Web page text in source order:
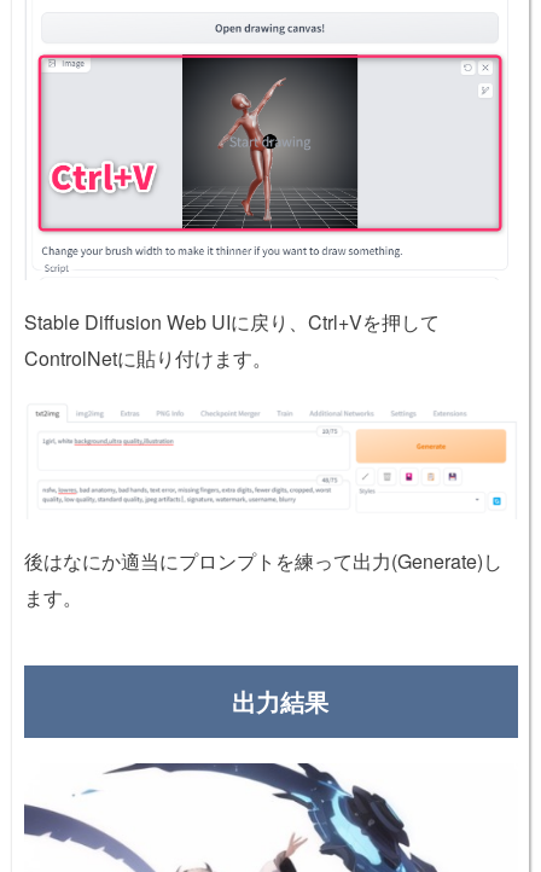
Stable Diffusion Web UIに戻り、Ctrl+Vを押して
ControlNetに貼り付けます。
後はなにか適当にプロンプトを練って出力(Generate)し
ます。
出力結果